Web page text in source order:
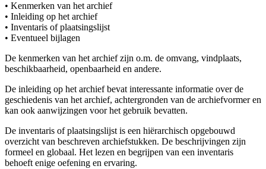
• Kenmerken van het archief
• Inleiding op het archief
• Inventaris of plaatsingslijst
• Eventueel bijlagen
De kenmerken van het archief zijn o.m. de omvang, vindplaats,
beschikbaarheid, openbaarheid en andere.
De inleiding op het archief bevat interessante informatie over de
geschiedenis van het archief, achtergronden van de archiefvormer en
kan ook aanwijzingen voor het gebruik bevatten.
De inventaris of plaatsingslijst is een hiërarchisch opgebouwd
overzicht van beschreven archiefstukken. De beschrijvingen zijn
formeel en globaal. Het lezen en begrijpen van een inventaris
behoeft enige oefening en ervaring.